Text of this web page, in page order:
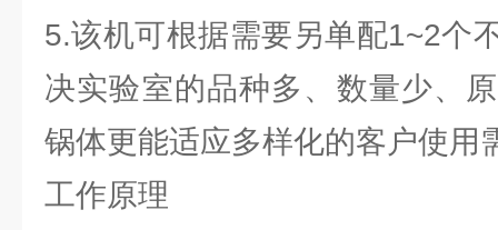
5.该机可根据需要另单配1~2个
决实验室的品种多、数量少、
锅体更能适应多样化的客户使用
工作原理